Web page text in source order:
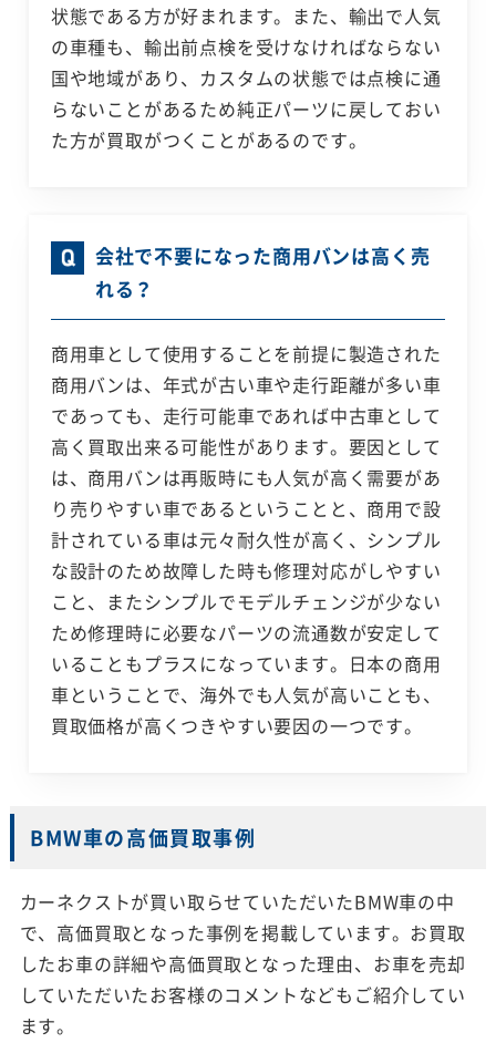
状態である方が好まれます。また、輸出で人気
の車種も、輸出前点検を受けなければならない
国や地域があり、カスタムの状態では点検に通
らないことがあるため純正パーツに戻しておい
た方が買取がつくことがあるのです。
会社で不要になった商用バンは高く売
れる？
商用車として使用することを前提に製造された
商用バンは、年式が古い車や走行距離が多い車
であっても、走行可能車であれば中古車として
高く買取出来る可能性があります。要因として
は、商用バンは再販時にも人気が高く需要があ
り売りやすい車であるということと、商用で設
計されている車は元々耐久性が高く、シンプル
な設計のため故障した時も修理対応がしやすい
こと、またシンプルでモデルチェンジが少ない
ため修理時に必要なパーツの流通数が安定して
いることもプラスになっています。日本の商用
車ということで、海外でも人気が高いことも、
買取価格が高くつきやすい要因の一つです。
BMW車の高価買取事例
カーネクストが買い取らせていただいたBMW車の中
で、高価買取となった事例を掲載しています。お買取
したお車の詳細や高価買取となった理由、お車を売却
していただいたお客様のコメントなどもご紹介してい
ます。